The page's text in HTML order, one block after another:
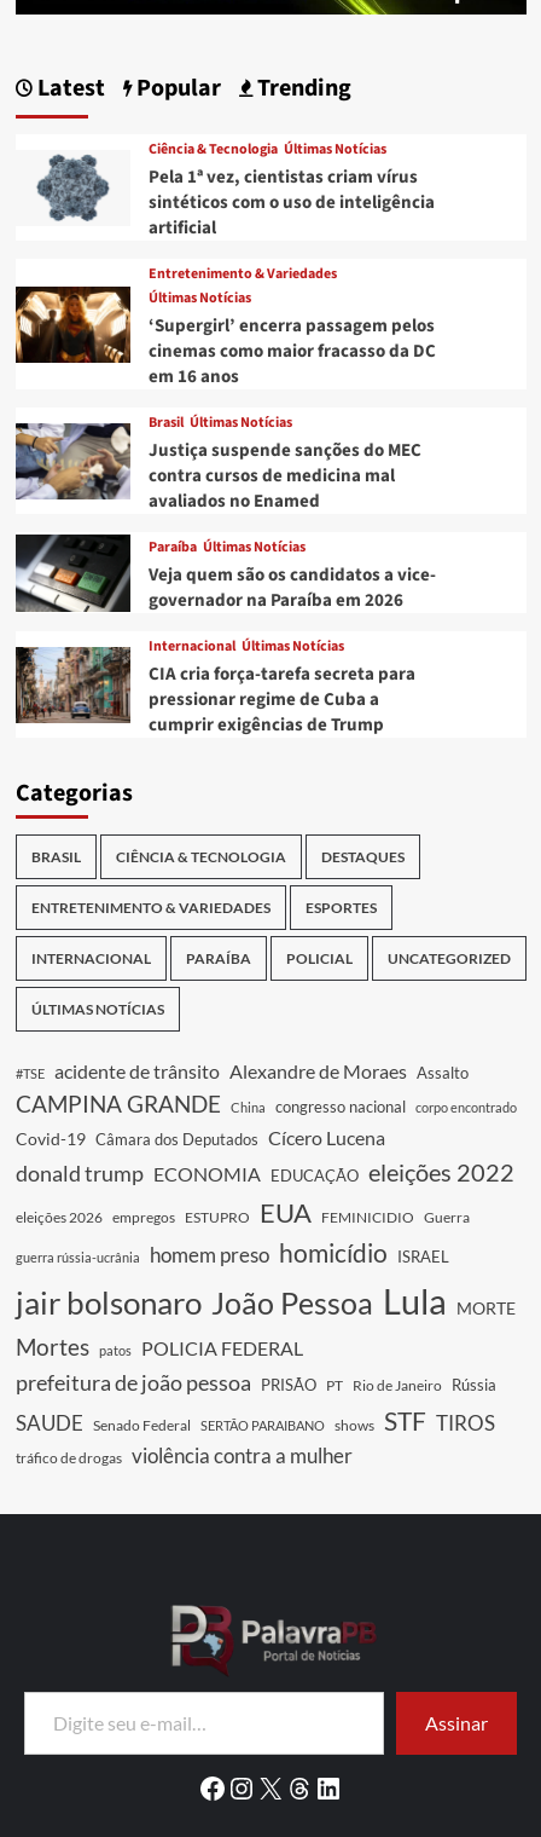
Latest Popular Trending
Ciência & Tecnologia Últimas Notícias
Pela 1ª vez, cientistas criam vírus
sintéticos com o uso de inteligência
artificial
Entretenimento & Variedades
Últimas Notícias
‘Supergirl’ encerra passagem pelos
cinemas como maior fracasso da DC
em 16 anos
Brasil Últimas Notícias
Justiça suspende sanções do MEC
contra cursos de medicina mal
avaliados no Enamed
Paraíba Últimas Notícias
Veja quem são os candidatos a vice-
governador na Paraíba em 2026
Internacional Últimas Notícias
CIA cria força-tarefa secreta para
pressionar regime de Cuba a
cumprir exigências de Trump
Categorias
BRASIL CIÊNCIA & TECNOLOGIA DESTAQUES
ENTRETENIMENTO & VARIEDADES ESPORTES
INTERNACIONAL PARAÍBA POLICIAL UNCATEGORIZED
ÚLTIMAS NOTÍCIAS
#TSE acidente de trânsito Alexandre de Moraes Assalto
CAMPINA GRANDE China congresso nacional corpo encontrado
Covid-19 Câmara dos Deputados Cícero Lucena
donald trump ECONOMIA EDUCAÇÃO eleições 2022
eleições 2026 empregos ESTUPRO EUA FEMINICIDIO Guerra
guerra rússia-ucrânia homem preso homicídio ISRAEL
jair bolsonaro João Pessoa Lula MORTE
Mortes patos POLICIA FEDERAL
prefeitura de joão pessoa PRISÃO PT Rio de Janeiro Rússia
SAUDE Senado Federal SERTÃO PARAIBANO shows STF TIROS
tráfico de drogas violência contra a mulher
Digite seu e-mail…
Assinar
Facebook
Instagram
X Threads
LinkedIn